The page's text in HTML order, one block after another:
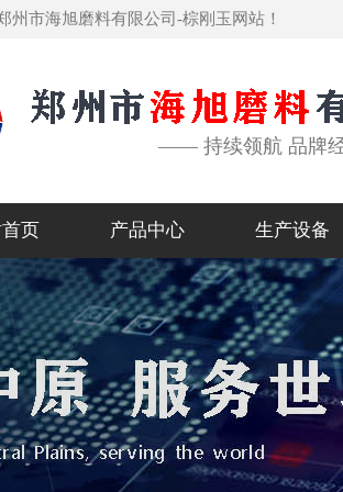
州市海旭磨料有限公司-棕刚玉网站！
—— 持续领航 品牌
页 产品中心 生产设备